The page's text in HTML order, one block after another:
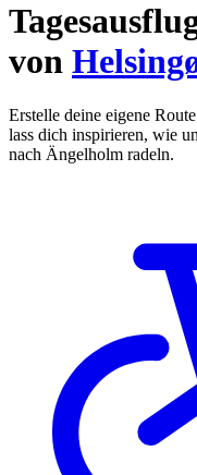
von
Erstelle deine eigene
lass dich inspirieren, wie
nach Ängelholm radeln.